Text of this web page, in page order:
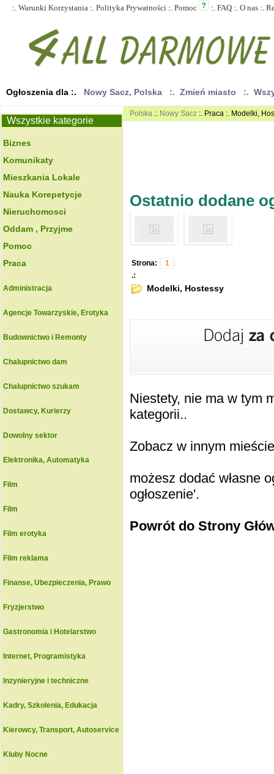
:. Warunki Korzystania :. Polityka Prywatności :. Pomoc :. FAQ :. O nas :.
Ogłoszenia dla :. Nowy Sacz, Polska :. Zmień miasto :.
Wszystkie kategorie
Biznes
Komunikaty
Mieszkania Lokale
Nauka Korepetycje
Nieruchomosci
Oddam , Przyjme
Pomoc
Praca
Administracja
Agencje Towarzyskie, Erotyka
Budownictwo i Remonty
Chalupnictwo dam
Chalupnictwo szukam
Dostawcy, Kurierzy
Dowolny sektor
Elektronika, Automatyka
Film
Film
Film erotyka
Film reklama
Finanse, Ubezpieczenia, Prawo
Fryzjerstwo
Gastronomia i Hotelarstwo
Internet, Programistyka
Inzynieryjne i techniczne
Kadry, Szkolenia, Edukacja
Kierowcy, Transport, Autoservice
Kluby Nocne
Polska :. Nowy Sacz :. Praca :. Modelki,
Ostatnio dodane
Strona:
1
.:
Modelki, Hostessy
Niestety, nie ma w tym
kategorii..
Zobacz w innym
możesz dodać własne
ogłoszenie'.
Powrót do Strony